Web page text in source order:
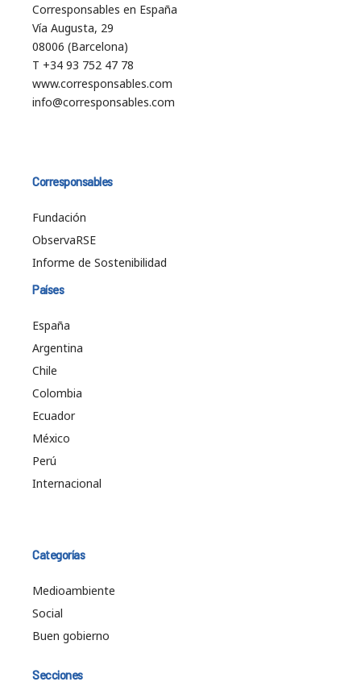
Corresponsables en España
Vía Augusta, 29
08006 (Barcelona)
T +34 93 752 47 78
www.corresponsables.com
info@corresponsables.com
Corresponsables
Fundación
ObservaRSE
Informe de Sostenibilidad
Países
España
Argentina
Chile
Colombia
Ecuador
México
Perú
Internacional
Categorías
Medioambiente
Social
Buen gobierno
Secciones